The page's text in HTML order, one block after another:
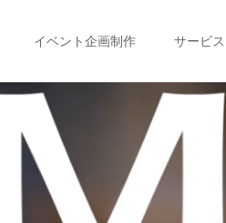
イベント企画制作 サービス